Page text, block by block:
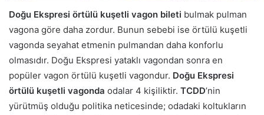
Doğu Ekspresi örtülü kuşetli vagon bileti bulmak pulman
vagona göre daha zordur. Bunun sebebi ise örtülü kuşetli
vagonda seyahat etmenin pulmandan daha konforlu
olmasıdır. Doğu Ekspresi yataklı vagondan sonra en
popüler vagon örtülü kuşetli vagondur. Doğu Ekspresi
örtülü kuşetli vagonda odalar 4 kişiliktir. TCDD’nin
yürütmüş olduğu politika neticesinde; odadaki koltukların